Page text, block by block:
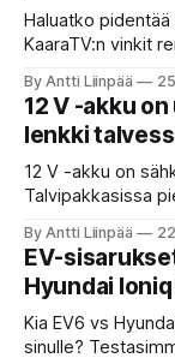
Haluatko
KaaraTV:n vinkit
By Antti Liinpää
12 V -akku
lenkki
12 V -akku on
Talvipakkasissa
ID.7:stä, esimerkit
vältät ongelmat.
By Antti Liinpää
EV-
Hyundai
Kia EV6 vs
sinulle?